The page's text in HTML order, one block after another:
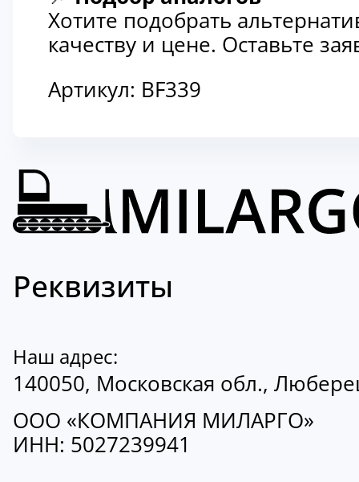
Хотите подобрать
качеству и цене. Оставьте
Артикул: BF339
Реквизиты
Наш адрес:
140050, Московская обл.,
ООО «КОМПАНИЯ МИЛАРГО»
ИНН: 5027239941